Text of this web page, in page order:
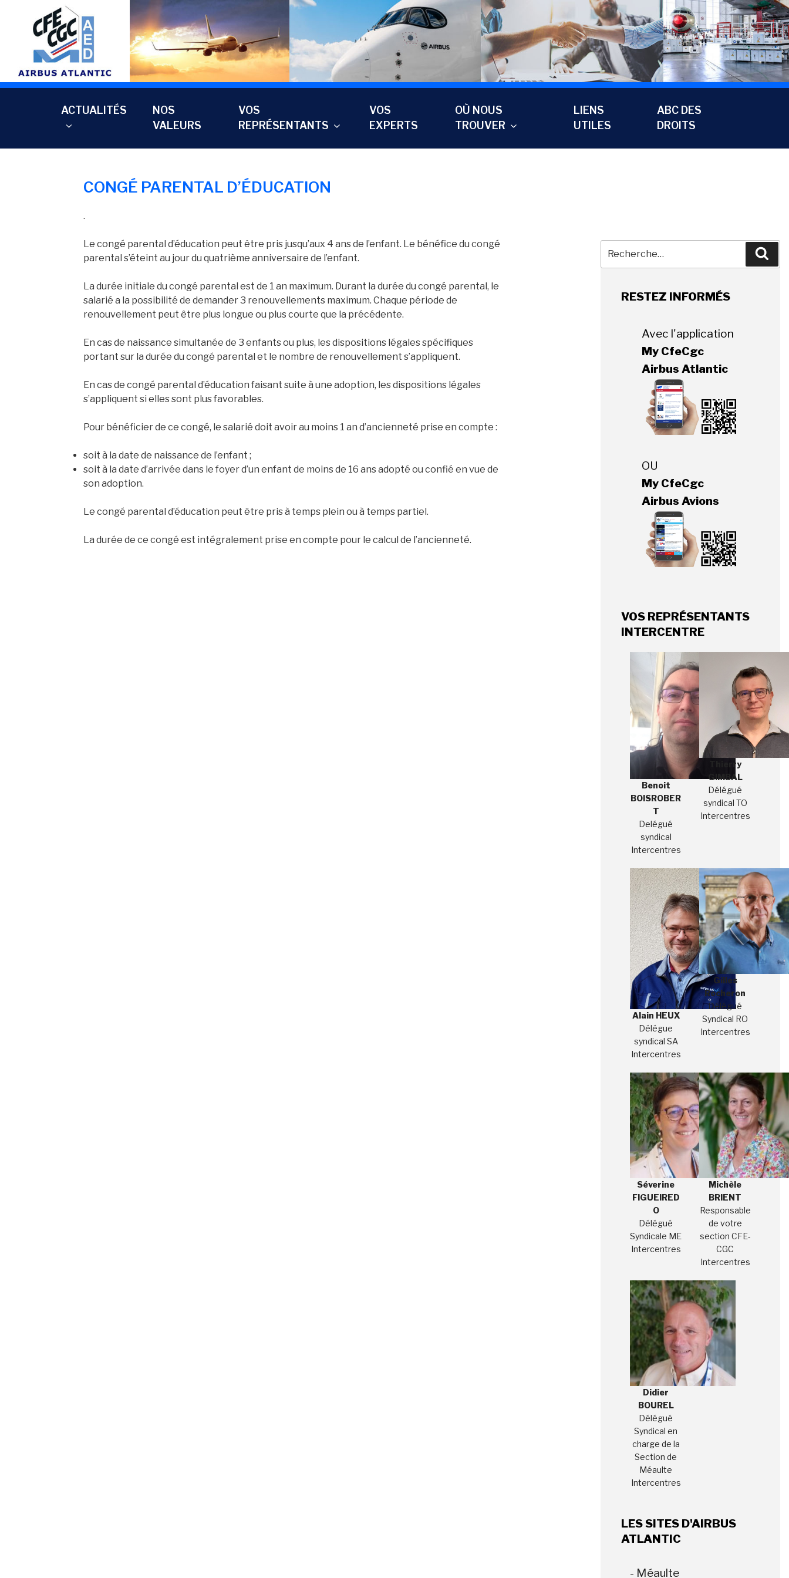
contenu
principal
ACTUALITÉS
NOS
VALEURS
VOS
REPRÉSENTANTS
VOS
EXPERTS
OÙ NOUS
TROUVER
LIENS
UTILES
ABC DES
DROITS
CONGÉ PARENTAL D’ÉDUCATION
.
Le congé parental d’éducation peut être pris jusqu’aux 4 ans de l’enfant. Le bénéfice du congé
parental s’éteint au jour du quatrième anniversaire de l’enfant.
La durée initiale du congé parental est de 1 an maximum. Durant la durée du congé parental, le
salarié a la possibilité de demander 3 renouvellements maximum. Chaque période de
renouvellement peut être plus longue ou plus courte que la précédente.
En cas de naissance simultanée de 3 enfants ou plus, les dispositions légales spécifiques
portant sur la durée du congé parental et le nombre de renouvellement s’appliquent.
En cas de congé parental d’éducation faisant suite à une adoption, les dispositions légales
s’appliquent si elles sont plus favorables.
Pour bénéficier de ce congé, le salarié doit avoir au moins 1 an d’ancienneté prise en compte :
soit à la date de naissance de l’enfant ;
soit à la date d’arrivée dans le foyer d’un enfant de moins de 16 ans adopté ou confié en vue de
son adoption.
Le congé parental d’éducation peut être pris à temps plein ou à temps partiel.
La durée de ce congé est intégralement prise en compte pour le calcul de l’ancienneté.
pour
RESTEZ INFORMÉS
Avec l'application
My CfeCgc
Airbus Atlantic
OU
My CfeCgc
Airbus Avions
VOS REPRÉSENTANTS
INTERCENTRE
Benoit
BOISROBER
T
Delégué
syndical
Intercentres
Thierry
GIMBAL
Délégué
syndical TO
Intercentres
Alain HEUX
Délégue
syndical SA
Intercentres
Gilles
Rocheron
Délégué
Syndical RO
Intercentres
Séverine
FIGUEIRED
O
Délégué
Syndicale ME
Intercentres
Michèle
BRIENT
Responsable
de votre
section CFE-
CGC
Intercentres
Didier
BOUREL
Délégué
Syndical en
charge de la
Section de
Méaulte
Intercentres
LES SITES D'AIRBUS
ATLANTIC
- Méaulte